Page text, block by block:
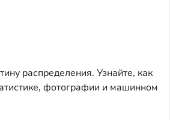
распределения. Узнайте, как
фотографии и машинном